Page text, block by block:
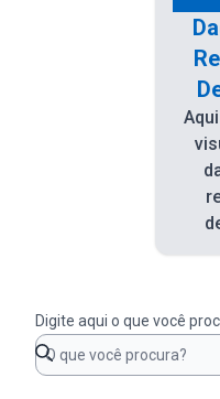
Digite aqui o que você